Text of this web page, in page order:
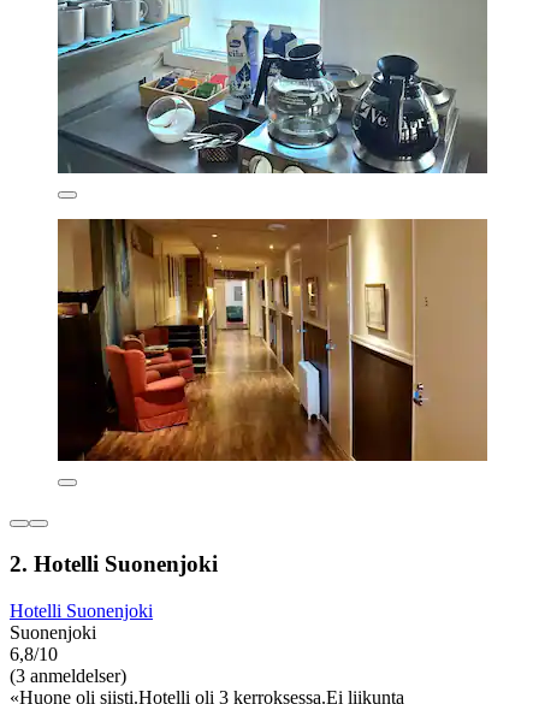
2. Hotelli Suonenjoki
Hotelli Suonenjoki
Suonenjoki
6,8/10
(3 anmeldelser)
«Huone oli siisti.Hotelli oli 3 kerroksessa.Ei liikunta